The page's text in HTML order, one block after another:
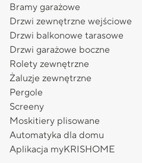
Bramy garażowe
Drzwi zewnętrzne wejściowe
Drzwi balkonowe tarasowe
Drzwi garażowe boczne
Rolety zewnętrzne
Żaluzje zewnętrzne
Pergole
Screeny
Moskitiery plisowane
Automatyka dla domu
Aplikacja myKRISHOME